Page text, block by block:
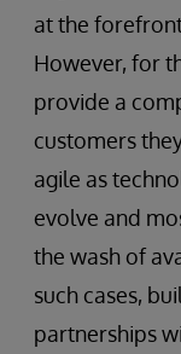
at the
However, for
provide a
customers
agile as
evolve and
the wash of
such cases,
partnerships